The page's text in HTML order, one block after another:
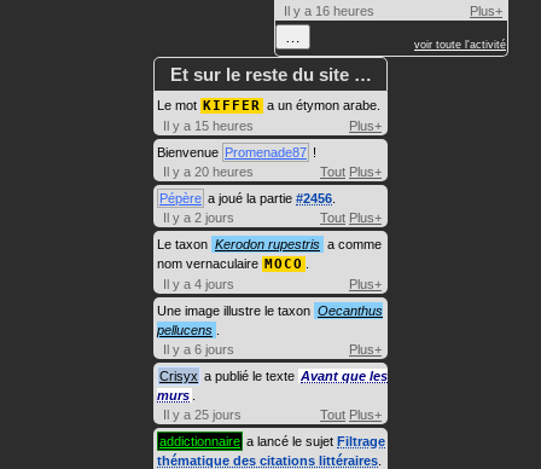
Il y a 16 heures
Plus+
… voir toute l'activité
Et sur le reste du site …
Le mot KIFFER a un étymon arabe.
Il y a 15 heures
Plus+
Bienvenue Promenade87 !
Il y a 20 heures
Tout Plus+
Pépère a joué la partie #2456
Il y a 2 jours
Tout Plus+
Le taxon Kerodon rupestris a comme
nom vernaculaire MOCO
Il y a 4 jours
Plus+
Une image illustre le taxon Oecanthus
pellucens
Il y a 6 jours
Plus+
Crisyx a publié le texte Avant que les
murs
Il y a 25 jours
Tout Plus+
addictionnaire a lancé le sujet Filtrage
thématique des citations littéraires